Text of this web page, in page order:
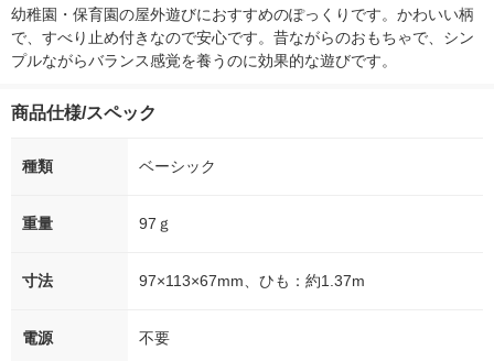
オリジナル
幼稚園・保育園の屋外遊びにおすすめのぽっくりです。かわいい柄
で、すべり止め付きなので安心です。昔ながらのおもちゃで、シン
プルながらバランス感覚を養うのに効果的な遊びです。
商品仕様/スペック
種類 ベーシック
重量 97ｇ
寸法 97×113×67mm、ひも：約1.37m
電源 不要